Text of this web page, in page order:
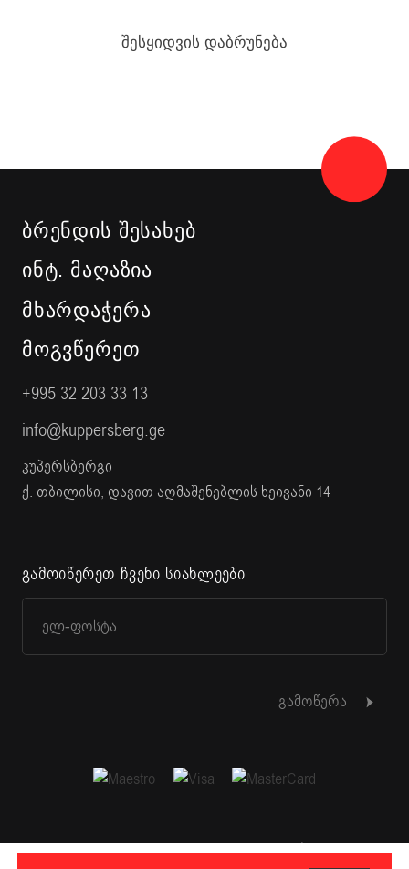
შესყიდვის დაბრუნება
ᲑᲠᲔᲜᲓᲘᲡ ᲨᲔᲡᲐᲮᲔᲑ
ᲘᲜᲢ. ᲛᲐᲦᲐᲖᲘᲐ
ᲛᲮᲐᲠᲓᲐᲭᲔᲠᲐ
ᲛᲝᲒᲕᲬᲔᲠᲔᲗ
+995 32 203 33 13
info@kuppersberg.ge
კუპერსბერგი
ქ. თბილისი, დავით აღმაშენებლის ხეივანი 14
გამოიწერეთ ჩვენი სიახლეები
გამოწერა
© 2015 - 2026 KUPPERSBERG. ყველა უფლება დაცულია.